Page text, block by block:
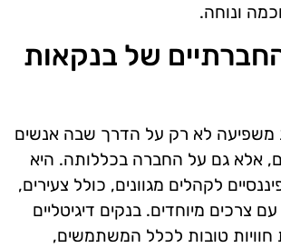
ונוחה.
של בנקאות
משפיעה לא רק על הדרך שבה אנשים
אלא גם על החברה בכללותה. היא
לקהלים מגוונים, כולל צעירים,
צרכים מיוחדים. בנקים דיגיטליים
חוויות טובות לכלל המשתמשים,